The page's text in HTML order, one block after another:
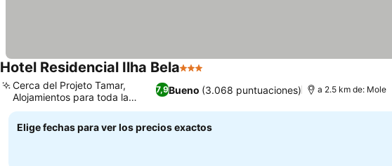
Hotel Residencial Ilha Bela3 Estrellas
7,9Bueno (3.068 puntuaciones)
Cerca del Projeto Tamar,
Alojamientos para toda la
familia
a 2.5 km de: Mole
Elige fechas para ver los precios exactos